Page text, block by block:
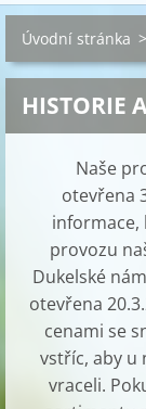
Úvodní stránka >
HISTORIE
Naše
otevřena
informace,
provozu
Dukelské
otevřena
cenami se
vstříc, aby u
vraceli.